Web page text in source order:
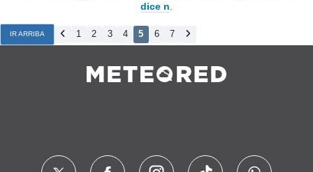
dice n.
IR ARRIBA 1 2 3 4 5 6 7